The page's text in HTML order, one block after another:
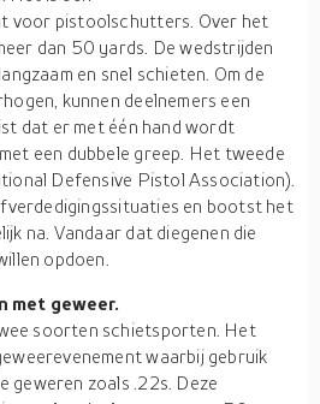
voor pistoolschutters. Over het
dan 50 yards. De wedstrijden
en snel schieten. Om de
kunnen deelnemers een
dat er met één hand wordt
een dubbele greep. Het tweede
Defensive Pistol Association).
en bootst het
na. Vandaar dat diegenen die
opdoen.
met geweer.
soorten schietsporten. Het
waarbij gebruik
geweren zoals .22s. Deze